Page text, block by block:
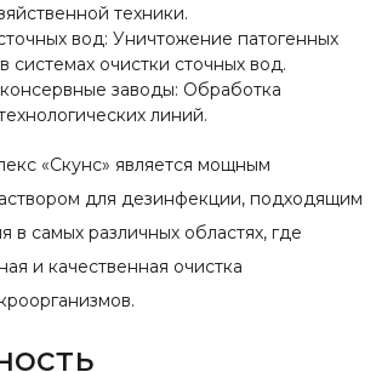
техники.
вод: Уничтожение патогенных
системах очистки сточных вод.
заводы: Обработка
линий.
«Скунс» является мощным
для дезинфекции, подходящим
в самых различных областях, где
и качественная очистка